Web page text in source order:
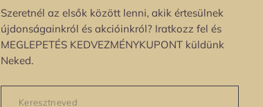
Szeretnél az elsők között lenni, akik értesülnek
újdonságainkról és akcióinkról? Iratkozz fel és
MEGLEPETÉS KEDVEZMÉNYKUPONT küldünk
Neked.